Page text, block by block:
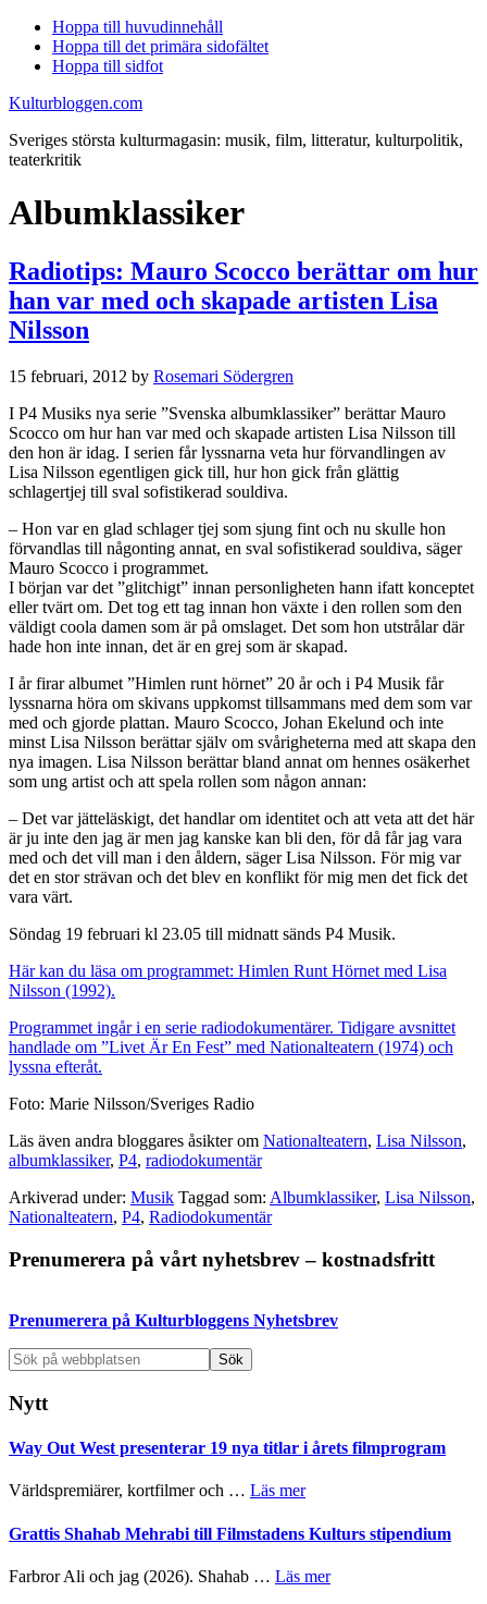
Hoppa till huvudinnehåll
Hoppa till det primära sidofältet
Hoppa till sidfot
Kulturbloggen.com
Sveriges största kulturmagasin: musik, film, litteratur, kulturpolitik,
teaterkritik
Albumklassiker
Radiotips: Mauro Scocco berättar om hur
han var med och skapade artisten Lisa
Nilsson
15 februari, 2012 by Rosemari Södergren
I P4 Musiks nya serie ”Svenska albumklassiker” berättar Mauro
Scocco om hur han var med och skapade artisten Lisa Nilsson till
den hon är idag. I serien får lyssnarna veta hur förvandlingen av
Lisa Nilsson egentligen gick till, hur hon gick från glättig
schlagertjej till sval sofistikerad souldiva.
– Hon var en glad schlager tjej som sjung fint och nu skulle hon
förvandlas till någonting annat, en sval sofistikerad souldiva, säger
Mauro Scocco i programmet.
I början var det ”glitchigt” innan personligheten hann ifatt konceptet
eller tvärt om. Det tog ett tag innan hon växte i den rollen som den
väldigt coola damen som är på omslaget. Det som hon utstrålar där
hade hon inte innan, det är en grej som är skapad.
I år firar albumet ”Himlen runt hörnet” 20 år och i P4 Musik får
lyssnarna höra om skivans uppkomst tillsammans med dem som var
med och gjorde plattan. Mauro Scocco, Johan Ekelund och inte
minst Lisa Nilsson berättar själv om svårigheterna med att skapa den
nya imagen. Lisa Nilsson berättar bland annat om hennes osäkerhet
som ung artist och att spela rollen som någon annan:
– Det var jätteläskigt, det handlar om identitet och att veta att det här
är ju inte den jag är men jag kanske kan bli den, för då får jag vara
med och det vill man i den åldern, säger Lisa Nilsson. För mig var
det en stor strävan och det blev en konflikt för mig men det fick det
vara värt.
Söndag 19 februari kl 23.05 till midnatt sänds P4 Musik.
Här kan du läsa om programmet: Himlen Runt Hörnet med Lisa
Nilsson (1992).
Programmet ingår i en serie radiodokumentärer. Tidigare avsnittet
handlade om ”Livet Är En Fest” med Nationalteatern (1974) och
lyssna efteråt.
Foto: Marie Nilsson/Sveriges Radio
Läs även andra bloggares åsikter om Nationalteatern, Lisa Nilsson,
albumklassiker, P4, radiodokumentär
Arkiverad under: Musik Taggad som: Albumklassiker, Lisa Nilsson,
Nationalteatern, P4, Radiodokumentär
Primärt
Prenumerera på vårt nyhetsbrev – kostnadsfritt
Prenumerera på Kulturbloggens Nyhetsbrev
Sök
på
webbplatsen
Nytt
Way Out West presenterar 19 nya titlar i årets filmprogram
Världspremiärer, kortfilmer och … Läs merom
Out
19
Grattis Shahab Mehrabi till Filmstadens Kulturs stipendium
Farbror Ali och jag (2026). Shahab … Läs merom